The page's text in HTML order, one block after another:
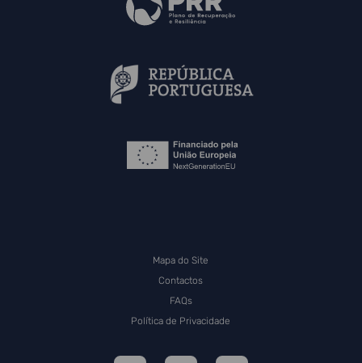
Mapa do Site
Contactos
FAQs
Política de Privacidade